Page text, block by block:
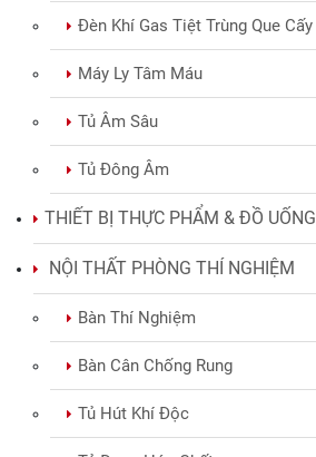
Đèn Khí Gas Tiệt Trùng Que Cấy
Máy Ly Tâm Máu
Tủ Âm Sâu
Tủ Đông Âm
THIẾT BỊ THỰC PHẨM & ĐỒ UỐNG
NỘI THẤT PHÒNG THÍ NGHIỆM
Bàn Thí Nghiệm
Bàn Cân Chống Rung
Tủ Hút Khí Độc